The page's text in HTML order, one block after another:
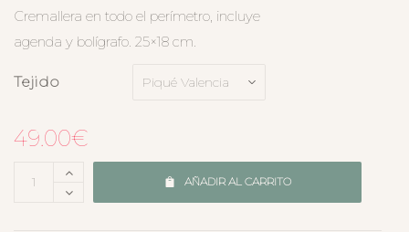
Cremallera en todo el perímetro, incluye
agenda y bolígrafo. 25×18 cm.
Tejido
49.00€
AÑADIR AL CARRITO